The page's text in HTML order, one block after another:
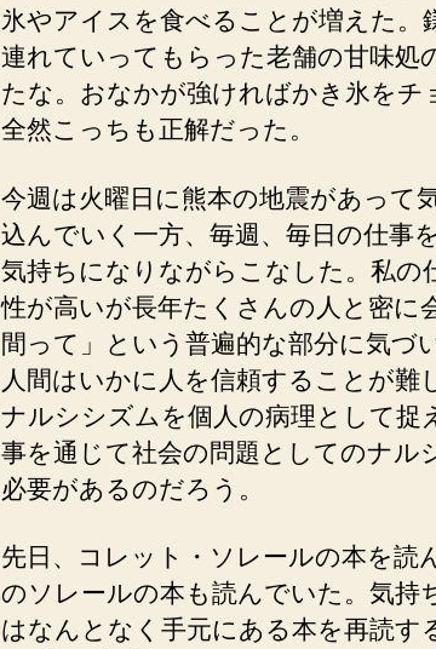
氷やアイスを食べることが増えた。
連れていってもらった老舗の甘味処
たな。おなかが強ければかき氷をチ
全然こっちも正解だった。
今週は火曜日に熊本の地震があって
込んでいく一方、毎週、毎日の仕事
気持ちになりながらこなした。私の
性が高いが長年たくさんの人と密に
間って」という普遍的な部分に気づ
人間はいかに人を信頼することが難
ナルシシズムを個人の病理として捉
事を通じて社会の問題としてのナル
必要があるのだろう。
先日、コレット・ソレールの本を読
のソレールの本も読んでいた。気持
はなんとなく手元にある本を再読す